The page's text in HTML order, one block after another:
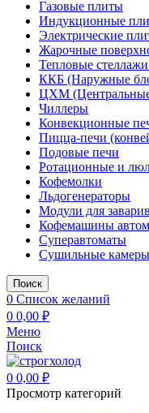
Газовые плиты
Индукционные
Электрические
Жарочные
Тепловые
ККБ (Наружные
ЦХМ
Чиллеры
Конвекционные
Пицца-печи
Подовые печи
Ротационные и
Кофемолки
Льдогенераторы
Модули для
Кофемашины
Суперавтоматы
Сушильные
Поиск
0 Список желаний
0 0,00 ₽
Меню
Поиск
0 0,00 ₽
Просмотр категорий